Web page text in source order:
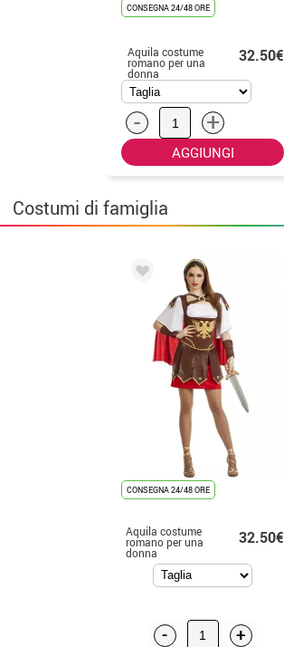
CONSEGNA 24/48 ORE
Aquila costume
romano per una
donna
32.50€
- +
AGGIUNGI
Costumi di famiglia
CONSEGNA 24/48 ORE
Aquila costume
romano per una
donna
32.50€
- +